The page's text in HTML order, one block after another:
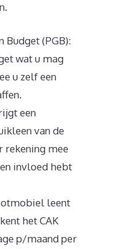
Budget (PGB):
wat u mag
u zelf een
een
van de
rekening mee
invloed hebt
leent
het CAK
p/maand per